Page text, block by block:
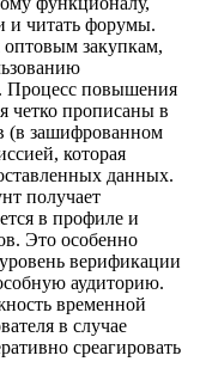
и читать форумы.
закупкам,
Процесс повышения
четко прописаны в
(в зашифрованном
которая
данных.
получает
в профиле и
Это особенно
верификации
аудиторию.
временной
в случае
среагировать